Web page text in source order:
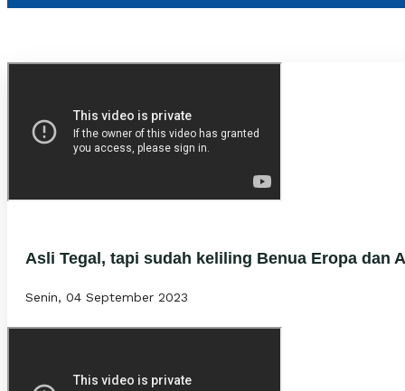
Asli Tegal, tapi sudah keliling Benua Eropa dan
Senin, 04 September 2023